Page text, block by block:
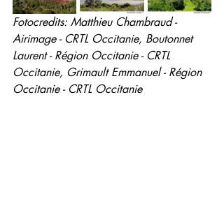
Fotocredits: Matthieu Chambraud -
Airimage - CRTL Occitanie, Boutonnet
Laurent - Région Occitanie - CRTL
Occitanie, Grimault Emmanuel - Région
Occitanie - CRTL Occitanie